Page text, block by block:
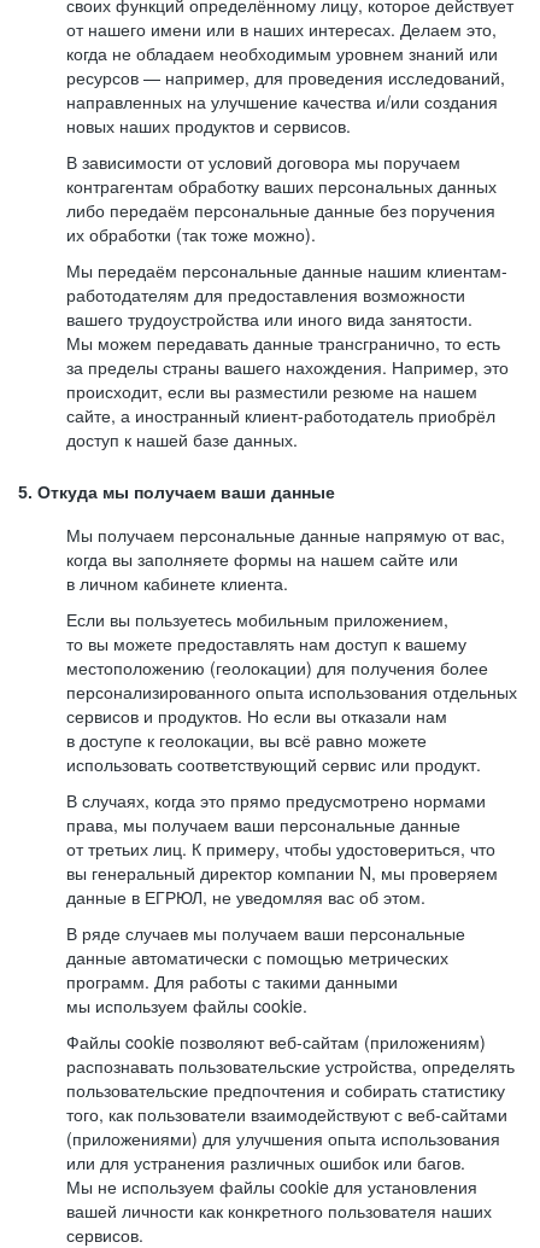
своих функций определённому лицу, которое действует
от нашего имени или в наших интересах. Делаем это,
когда не обладаем необходимым уровнем знаний или
ресурсов — например, для проведения исследований,
направленных на улучшение качества и/или создания
новых наших продуктов и сервисов.
В зависимости от условий договора мы поручаем
контрагентам обработку ваших персональных данных
либо передаём персональные данные без поручения
их обработки (так тоже можно).
Мы передаём персональные данные нашим клиентам-
работодателям для предоставления возможности
вашего трудоустройства или иного вида занятости.
Мы можем передавать данные трансгранично, то есть
за пределы страны вашего нахождения. Например, это
происходит, если вы разместили резюме на нашем
сайте, а иностранный клиент-работодатель приобрёл
доступ к нашей базе данных.
5. Откуда мы получаем ваши данные
Мы получаем персональные данные напрямую от вас,
когда вы заполняете формы на нашем сайте или
в личном кабинете клиента.
Если вы пользуетесь мобильным приложением,
то вы можете предоставлять нам доступ к вашему
местоположению (геолокации) для получения более
персонализированного опыта использования отдельных
сервисов и продуктов. Но если вы отказали нам
в доступе к геолокации, вы всё равно можете
использовать соответствующий сервис или продукт.
В случаях, когда это прямо предусмотрено нормами
права, мы получаем ваши персональные данные
от третьих лиц. К примеру, чтобы удостовериться, что
вы генеральный директор компании N, мы проверяем
данные в ЕГРЮЛ, не уведомляя вас об этом.
В ряде случаев мы получаем ваши персональные
данные автоматически с помощью метрических
программ. Для работы с такими данными
мы используем файлы cookie.
Файлы cookie позволяют веб-сайтам (приложениям)
распознавать пользовательские устройства, определять
пользовательские предпочтения и собирать статистику
того, как пользователи взаимодействуют с веб-сайтами
(приложениями) для улучшения опыта использования
или для устранения различных ошибок или багов.
Мы не используем файлы cookie для установления
вашей личности как конкретного пользователя наших
сервисов.